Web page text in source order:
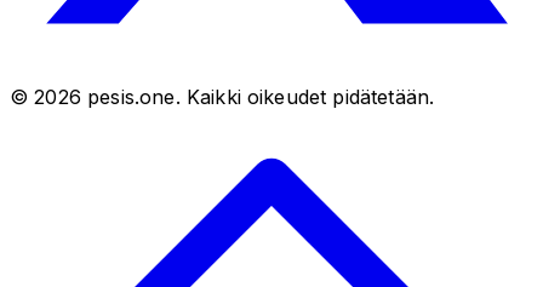
©2026 pesis.one. Kaikki oikeudet pidätetään.